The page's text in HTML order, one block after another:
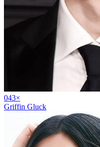
043×
Griffin Gluck